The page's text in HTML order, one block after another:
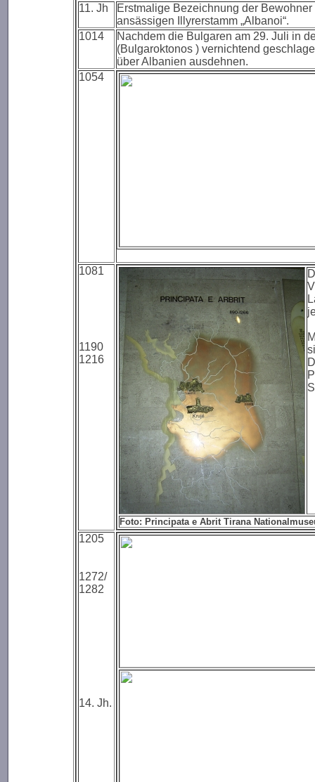
11. Jh
Erstmalige Bezeichnung der
ansässigen Illyrerstamm „Albanoi“.
1014
Nachdem die Bulgaren am 29. Juli in
(Bulgaroktonos ) vernichtend
über Albanien ausdehnen.
1054
1081
1190
1216
Foto: Principata e Abrit Tirana
1205
1272/
1282
14. Jh.